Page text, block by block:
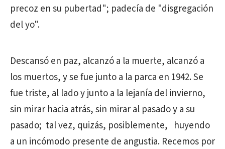
precoz en su pubertad"; padecía de "disgregación
del yo".
Descansó en paz, alcanzó a la muerte, alcanzó a
los muertos, y se fue junto a la parca en 1942. Se
fue triste, al lado y junto a la lejanía del invierno,
sin mirar hacia atrás, sin mirar al pasado y a su
pasado; tal vez, quizás, posiblemente, huyendo
a un incómodo presente de angustia. Recemos por